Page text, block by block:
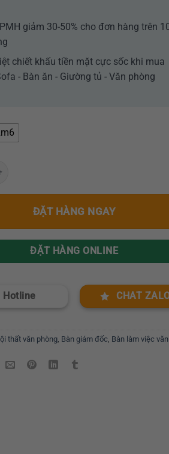
giảm 30-50% cho đơn hàng trên
chiết khấu tiền mặt cực sốc khi mua
- Bàn ăn - Giường tủ - Văn phòng
hiện đại phong cách sang trọng GR-BMC
ĐẶT HÀNG NGAY
ĐẶT HÀNG ONLINE
Hotline CHAT
thất văn phòng, Bàn giám đốc Bàn làm việc